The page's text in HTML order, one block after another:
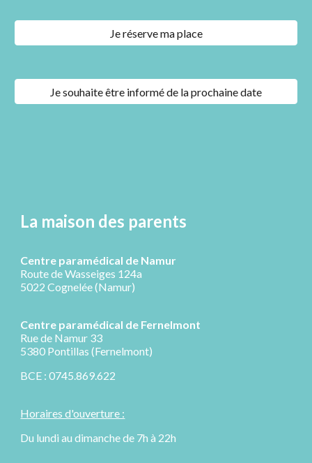
Je réserve ma place
Je souhaite être informé de la prochaine date
La maison des parents
Centre paramédical de Namur
Route de Wasseiges 124a
5022 Cognelée (Namur)
Centre paramédical de Fernelmont
Rue de Namur 33
5380 Pontillas (Fernelmont)
BCE : 0745.869.622
Horaires d'ouverture :
Du lundi au dimanche de 7h à 22h